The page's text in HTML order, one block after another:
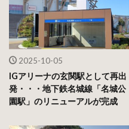
2025-10-05
IGアリーナの玄関駅として再出
発・・・地下鉄名城線「名城公
園駅」のリニューアルが完成